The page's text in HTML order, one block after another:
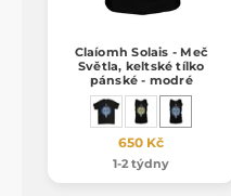
Claíomh Solais - Meč
Světla, keltské tílko
pánské - modré
650 Kč
1-2 týdny